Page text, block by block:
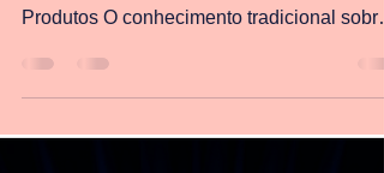
Blumilight™: Nova
proteção contra luz
Por Lucas Portilho – Farmacêutico e
Especialista em Desenvolvimento de